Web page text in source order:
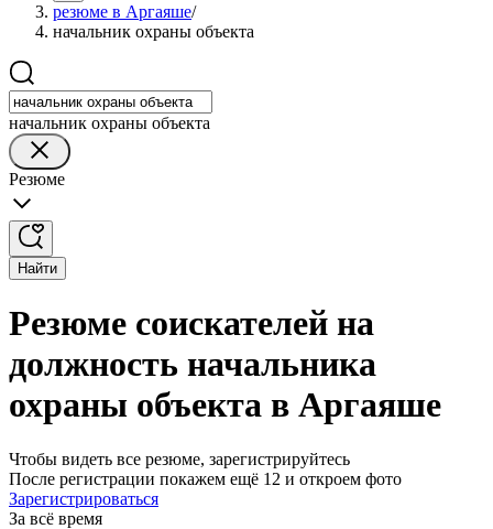
резюме в Аргаяше/
начальник охраны объекта
начальник охраны объекта
Резюме
Найти
Резюме соискателей на
должность начальника
охраны объекта в Аргаяше
Чтобы видеть все резюме, зарегистрируйтесь
После регистрации покажем ещё 12 и откроем фото
Зарегистрироваться
За всё время